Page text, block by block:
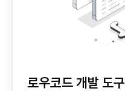
로우코드 개발 도구